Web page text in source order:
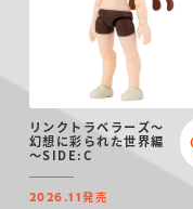
リンクトラベラーズ～
幻想に彩られた世界編
～SIDE:C
2026.11発売